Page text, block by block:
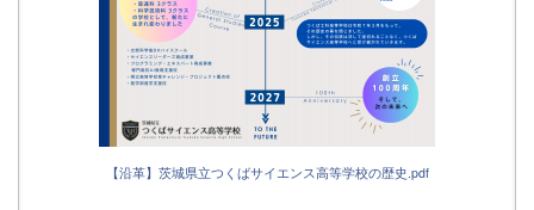
【沿革】茨城県立つくばサイエンス高等学校の歴史.pdf